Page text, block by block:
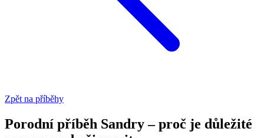
Zpět na příběhy
Porodní příběh Sandry – proč je důležité